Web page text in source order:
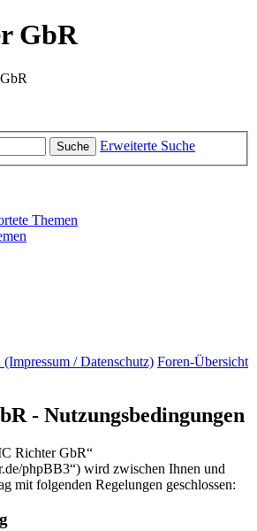
GbR
Suche Erweiterte Suche
Themen
/ Datenschutz) Foren-Übersicht
- Nutzungsbedingungen
Richter GbR“
phpBB3“) wird zwischen Ihnen und
mit folgenden Regelungen geschlossen: